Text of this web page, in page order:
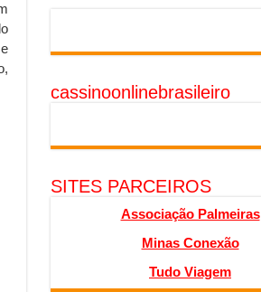
cassinoonlinebrasileiro
SITES PARCEIROS
Associação Palmeiras
Minas Conexão
Tudo Viagem